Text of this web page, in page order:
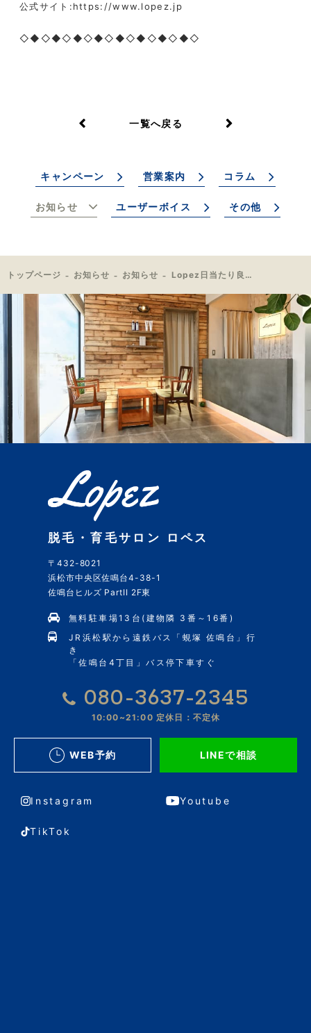
公式サイト:https://www.lopez.jp
◇◆◇◆◇◆◇◆◇◆◇◆◇◆◇◆◇
一覧へ戻る
キャンペーン 営業案内 コラム
お知らせ ユーザーボイス その他
トップページ お知らせ お知らせ Lopez日当たり良すぎ！
脱毛・育毛サロン ロペス
〒432-8021
浜松市中央区佐鳴台4-38-1
佐鳴台ヒルズ PartII 2F東
無料駐車場13台(建物隣 3番～16番)
JR浜松駅から遠鉄バス「蜆塚 佐鳴台」行
き
「佐鳴台4丁目」バス停下車すぐ
080-3637-2345
10:00~21:00 定休日：不定休
WEB予約 LINEで相談
Instagram Youtube
TikTok